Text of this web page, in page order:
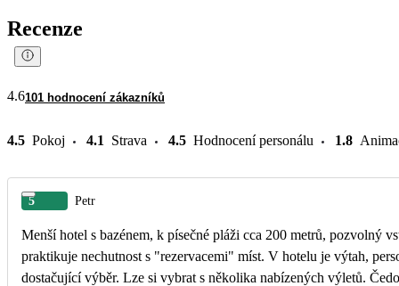
Recenze
4.6101 hodnocení zákazníků
4.5 Pokoj 4.1 Strava 4.5 Hodnocení personálu 1.8
5 Petr
Menší hotel s bazénem, k písečné pláži cca 200 metrů, pozvolný
praktikuje nechutnost s "rezervacemi" míst. V hotelu je výtah,
dostačující výběr. Lze si vybrat s několika nabízených výletů.